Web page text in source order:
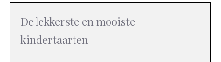
De lekkerste en mooiste
kindertaarten